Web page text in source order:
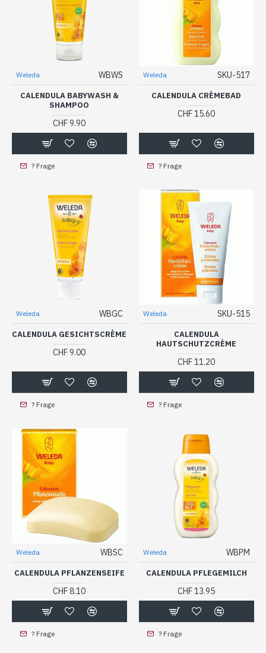
Weleda WBWS
CALENDULA BABYWASH &
SHAMPOO
CHF 9.90
? Frage
Weleda SKU-517
CALENDULA CRÈMEBAD
CHF 15.60
? Frage
Weleda WBGC
CALENDULA GESICHTSCRÈME
CHF 9.00
? Frage
Weleda SKU-515
CALENDULA
HAUTSCHUTZCRÈME
CHF 11.20
? Frage
Weleda WBSC
CALENDULA PFLANZENSEIFE
CHF 8.10
? Frage
Weleda WBPM
CALENDULA PFLEGEMILCH
CHF 13.95
? Frage